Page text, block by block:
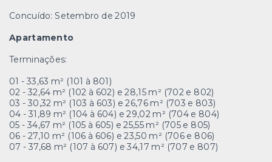
Concuído: Setembro de 2019
Apartamento
Terminações:
01 - 33,63 m² (101 à 801)
02 - 32,64 m² (102 à 602) e 28,15 m² (702 e 802)
03 - 30,32 m² (103 à 603) e 26,76 m² (703 e 803)
04 - 31,89 m² (104 à 604) e 29,02 m² (704 e 804)
05 - 34,67 m² (105 à 605) e 25,55 m² (705 e 805)
06 - 27,10 m² (106 à 606) e 23,50 m² (706 e 806)
07 - 37,68 m² (107 à 607) e 34,17 m² (707 e 807)